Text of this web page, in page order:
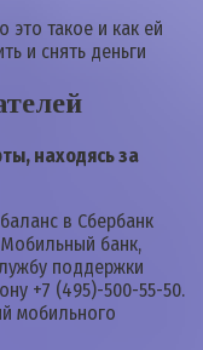
это такое и как ей
и снять деньги
находясь за
в Сбербанк
банк,
поддержки
+7 (495)-500-55-50.
мобильного